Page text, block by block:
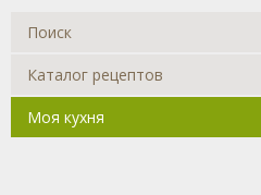
Каталог рецептов
Моя кухня